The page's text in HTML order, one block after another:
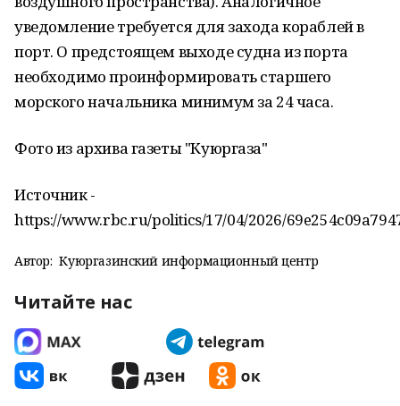
уведомление требуется для захода кораблей в
порт. О предстоящем выходе судна из порта
необходимо проинформировать старшего
морского начальника минимум за 24 часа.
Фото из архива газеты "Куюргаза"
Источник -
https://www.rbc.ru/politics/17/04/2026/
Автор: Куюргазинский информационный центр
Читайте нас